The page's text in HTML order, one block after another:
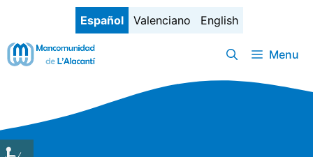
contenido
Español Valenciano English
Menu